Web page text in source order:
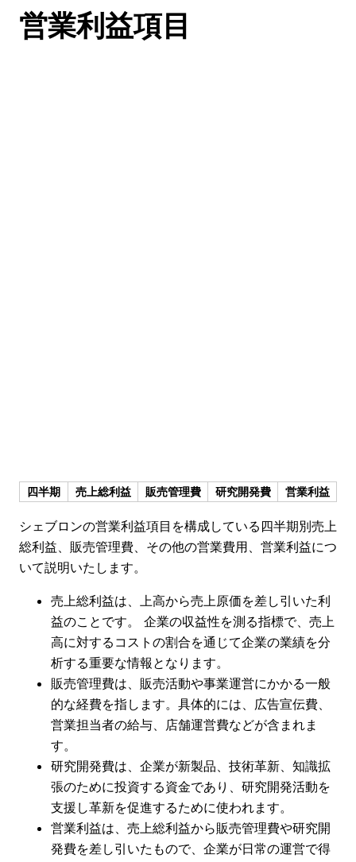
営業利益項目
四半期 売上総利益 販売管理費 研究開発費 営業利益
シェブロンの営業利益項目を構成している四半期別売上
総利益、販売管理費、その他の営業費用、営業利益につ
いて説明いたします。
売上総利益は、上高から売上原価を差し引いた利
益のことです。 企業の収益性を測る指標で、売上
高に対するコストの割合を通じて企業の業績を分
析する重要な情報となります。
販売管理費は、販売活動や事業運営にかかる一般
的な経費を指します。具体的には、広告宣伝費、
営業担当者の給与、店舗運営費などが含まれま
す。
研究開発費は、企業が新製品、技術革新、知識拡
張のために投資する資金であり、研究開発活動を
支援し革新を促進するために使われます。
営業利益は、売上総利益から販売管理費や研究開
発費を差し引いたもので、企業が日常の運営で得